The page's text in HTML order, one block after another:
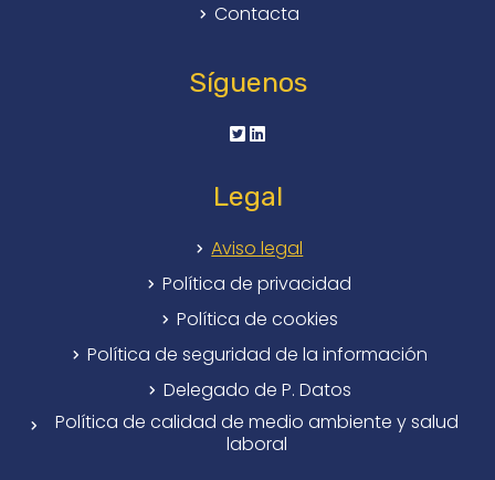
Contacta
Síguenos
Legal
Aviso legal
Política de privacidad
Política de cookies
Política de seguridad de la información
Delegado de P. Datos
Política de calidad de medio ambiente y salud
laboral